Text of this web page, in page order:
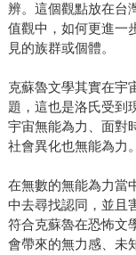
辨。這個觀點放在台
值觀中，如何更進一
見的族群或個體。
克蘇魯文學其實在宇
題，這也是洛氏受到
宇宙無能為力、面對
社會異化也無能為力。
在無數的無能為力當
中去尋找認同，並且
符合克蘇魯在恐怖文
會帶來的無力感、未